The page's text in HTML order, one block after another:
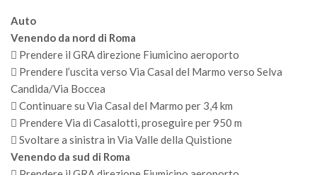
#FOCUSINCENDI
Cartella Stampa
Comunicati
Infografiche
Video
PDF
Auto
Venendo da nord di Roma
 Prendere il GRA direzione Fiumicino aeroporto
 Prendere l’uscita verso Via Casal del Marmo verso Selva
Candida/Via Boccea
 Continuare su Via Casal del Marmo per 3,4 km
 Prendere Via di Casalotti, proseguire per 950 m
 Svoltare a sinistra in Via Valle della Quistione
Venendo da sud di Roma